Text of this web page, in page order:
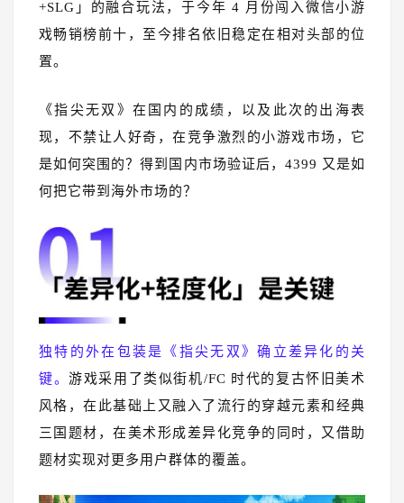
+SLG」的融合玩法，于今年 4 月份闯入微信小游
戏畅销榜前十，至今排名依旧稳定在相对头部的位
置。
《指尖无双》在国内的成绩，以及此次的出海表
现，不禁让人好奇，在竞争激烈的小游戏市场，它
是如何突围的？得到国内市场验证后，4399 又是如
何把它带到海外市场的？
独特的外在包装是《指尖无双》确立差异化的关
键。游戏采用了类似街机/FC 时代的复古怀旧美术
风格，在此基础上又融入了流行的穿越元素和经典
三国题材，在美术形成差异化竞争的同时，又借助
题材实现对更多用户群体的覆盖。